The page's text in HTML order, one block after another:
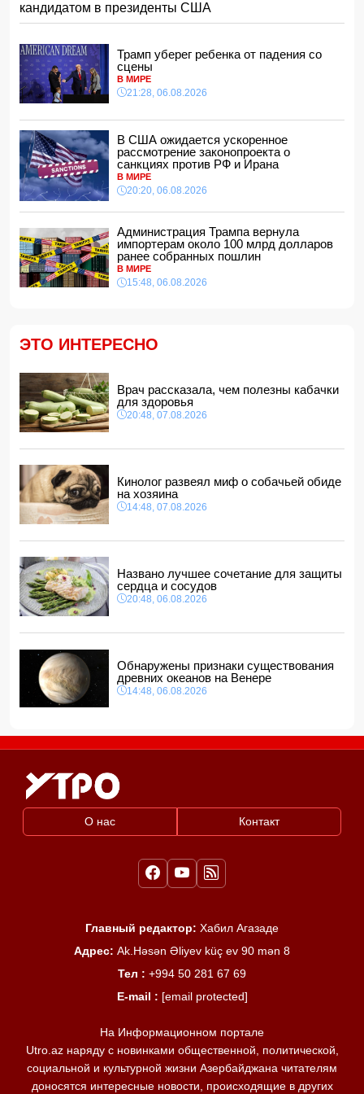
области
15:00, 07.08.2026
Кинолог развеял миф о собачьей обиде на хозяина
14:48, 07.08.2026
По делу Arzum 9999 назначена повторная комплексная
экспертиза
ЕС ввел новые санкции против России
14:34, 07.08.2026
Ужасающие подробности убийства мужа и жены в
Тертерском районе
14:28, 07.08.2026
14:14, 07.08.2026
Сына Абеля Магеррамова отозвали от должности посла
14:10, 07.08.2026
14:04, 07.08.2026
дипломатами
14:00, 07.08.2026
Прогноз погоды в Азербайджане на 8 августа
12:48, 07.08.2026
В Азербайджане ищут сотрудников с зарплатой до 10
12:40, 07.08.2026
кандидатом в президенты США
Трамп уберег ребенка от падения со
сцены
В МИРЕ
21:28, 06.08.2026
В США ожидается ускоренное
рассмотрение законопроекта о
санкциях против РФ и Ирана
В МИРЕ
20:20, 06.08.2026
Администрация Трампа вернула
импортерам около 100 млрд долларов
ранее собранных пошлин
В МИРЕ
15:48, 06.08.2026
ЭТО ИНТЕРЕСНО
Врач рассказала, чем полезны кабачки
для здоровья
20:48, 07.08.2026
Кинолог развеял миф о собачьей обиде
на хозяина
14:48, 07.08.2026
Названо лучшее сочетание для защиты
сердца и сосудов
20:48, 06.08.2026
Обнаружены признаки существования
древних океанов на Венере
14:48, 06.08.2026
О нас Контакт
Главный редактор: Хабил Агазаде
Адрес: Ak.Həsən Əliyev küç ev 90 mən 8
Тел : +994 50 281 67 69
E-mail : [email protected]
На Информационном портале
Utro.az наряду с новинками общественной, политической,
социальной и культурной жизни Азербайджана читателям
доносятся интересные новости, происходящие в других